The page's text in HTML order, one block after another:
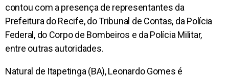
contou com a presença de representantes da
Prefeitura do Recife, do Tribunal de Contas, da Polícia
Federal, do Corpo de Bombeiros e da Polícia Militar,
entre outras autoridades.
Natural de Itapetinga (BA), Leonardo Gomes é